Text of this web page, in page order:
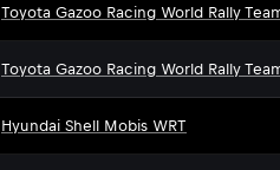
Toyota Gazoo Racing World Rally
Toyota Gazoo Racing World Rally
Hyundai Shell Mobis WRT